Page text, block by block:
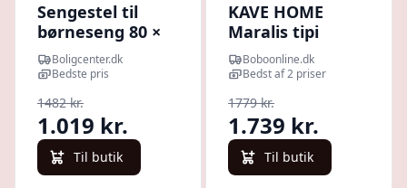
Sengestel til
børneseng 80 ×
160 cm - massivt
fyrretræ, hvid
Boligcenter.dk
Bedste pris
1482 kr.
1.019 kr.
Til butik
KAVE HOME
Maralis tipi
børneseng - hvid
bøgetræ (til
madras)
Boboonline.dk
Bedst af 2 priser
1779 kr.
1.739 kr.
Til butik